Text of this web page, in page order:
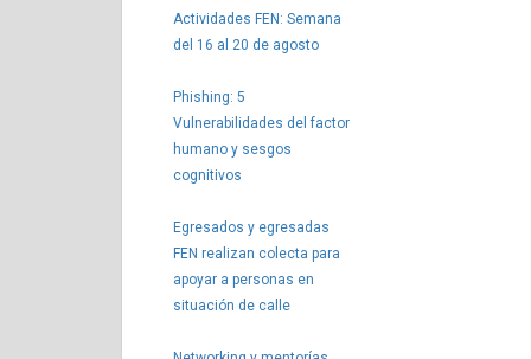
Actividades FEN: Semana
del 16 al 20 de agosto
Phishing: 5
Vulnerabilidades del factor
humano y sesgos
cognitivos
Egresados y egresadas
FEN realizan colecta para
apoyar a personas en
situación de calle